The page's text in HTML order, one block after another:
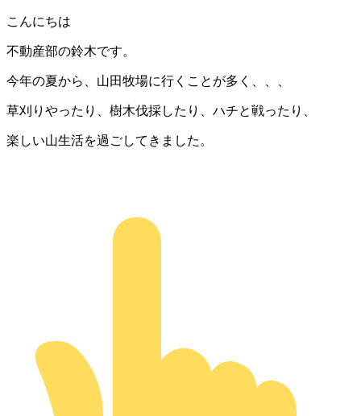
こんにちは
不動産部の鈴木です。
今年の夏から、山田牧場に行くことが多く、、、
草刈りやったり、樹木伐採したり、ハチと戦ったり、
楽しい山生活を過ごしてきました。